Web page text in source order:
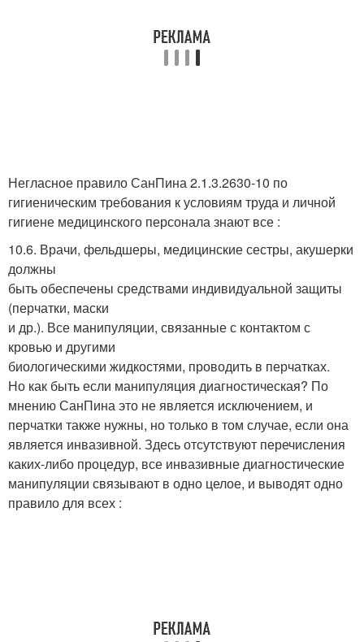
Негласное правило СанПина 2.1.3.2630-10 по
гигиеническим требования к условиям труда и личной
гигиене медицинского персонала знают все :
10.6. Врачи, фельдшеры, медицинские сестры, акушерки
должны
быть обеспечены средствами индивидуальной защиты
(перчатки, маски
и др.). Все манипуляции, связанные с контактом с
кровью и другими
биологическими жидкостями, проводить в перчатках.
Но как быть если манипуляция диагностическая? По
мнению СанПина это не является исключением, и
перчатки также нужны, но только в том случае, если она
является инвазивной. Здесь отсутствуют перечисления
каких-либо процедур, все инвазивные диагностические
манипуляции связывают в одно целое, и выводят одно
правило для всех :